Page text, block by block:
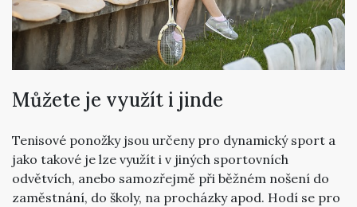
Můžete je využít i jinde
Tenisové ponožkyjsou určeny pro dynamický sport a
jako takové je lze využít i v jiných sportovních
odvětvích, anebo samozřejmě při běžném nošení do
zaměstnání, do školy, na procházky apod. Hodí se pro